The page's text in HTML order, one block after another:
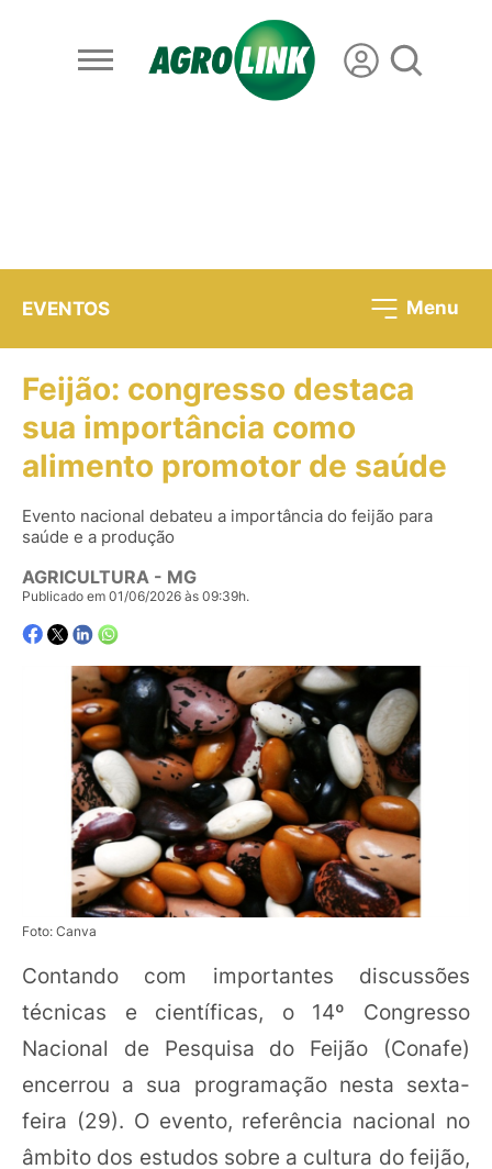
EVENTOS Menu
Feijão: congresso destaca
sua importância como
alimento promotor de saúde
Evento nacional debateu a importância do feijão para
saúde e a produção
AGRICULTURA - MG
Publicado em 01/06/2026 às 09:39h.
Foto: Canva
Contando com importantes discussões
técnicas e científicas, o 14º Congresso
Nacional de Pesquisa do Feijão (Conafe)
encerrou a sua programação nesta sexta-
feira (29). O evento, referência nacional no
âmbito dos estudos sobre a cultura do feijão,